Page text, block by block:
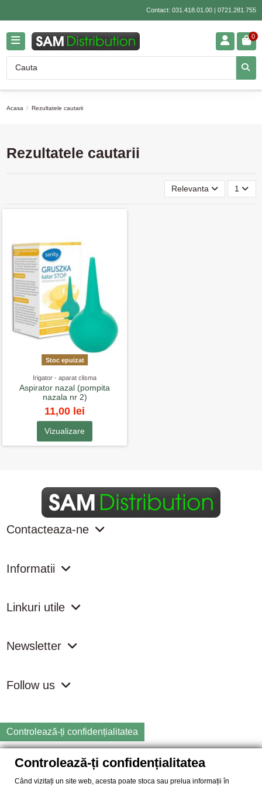
Contact: 031.418.01.00| 0721.281.755
0
Acasa Rezultatele cautarii
Rezultatele cautarii
Relevanta 1
Stoc epuizat
Irigator - aparat clisma
Aspirator nazal (pompita
nazala nr 2)
11,00 lei
Vizualizare
Contacteaza-ne
Informatii
Linkuri utile
Newsletter
Follow us
Controlează-ți confidențialitatea
Copyright
2026 samdistribution.ro - Magazin online cu Produse
Controlează-ți confidențialitatea
Când vizitați un site web, acesta poate stoca sau prelua informații în